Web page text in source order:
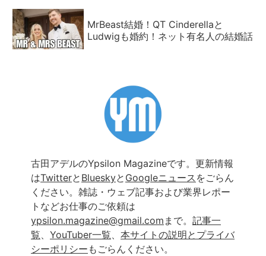
MrBeast結婚！QT Cinderellaと
Ludwigも婚約！ネット有名人の結婚話
古田アデルのYpsilon Magazineです。更新情報
はTwitterと Blueskyと Googleニュース をごらん
ください。雑誌・ウェブ記事および業界レポー
トなどお仕事のご依頼は
ypsilon.magazine@gmail.com まで。 記事一
覧、 YouTuber一覧、 本サイトの説明とプライバ
シーポリシー もごらんください。